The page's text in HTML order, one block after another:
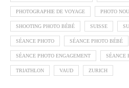
PHOTOGRAPHIE DE VOYAGE PHOTO
SHOOTING PHOTO BÉBÉ SUISSE
SÉANCE PHOTO SÉANCE PHOTO BÉBÉ
SÉANCE PHOTO ENGAGEMENT SÉANCE
TRIATHLON VAUD ZURICH